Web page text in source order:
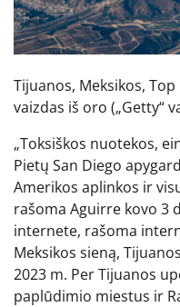
Tijuanos, Meksikos,
vaizdas iš oro („Getty“
„Toksiškos nuotekos,
Pietų San Diego
Amerikos aplinkos ir
rašoma Aguirre kovo 3
internete, rašoma
Meksikos sieną,
2023 m. Per Tijuanos
paplūdimio miestus ir